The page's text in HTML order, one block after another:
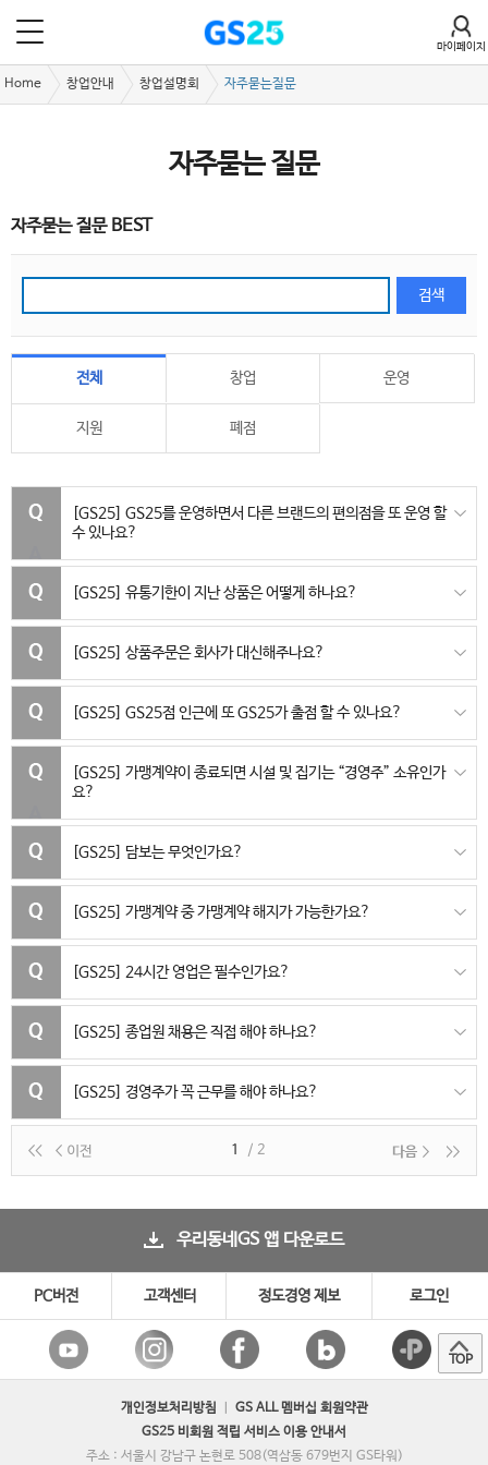
마이페이지
Home 창업안내 창업설명회 자주묻는질문
자주묻는 질문
자주묻는 질문 BEST
전체 창업 운영
지원 폐점
[GS25] GS25를 운영하면서 다른 브랜드의 편의점을 또 운영 할
수 있나요?
[GS25] 유통기한이 지난 상품은 어떻게 하나요?
[GS25] 상품주문은 회사가 대신해주나요?
[GS25] GS25점 인근에 또 GS25가 출점 할 수 있나요?
[GS25] 가맹계약이 종료되면 시설 및 집기는 “경영주” 소유인가
요?
[GS25] 담보는 무엇인가요?
[GS25] 가맹계약 중 가맹계약 해지가 가능한가요?
[GS25] 24시간 영업은 필수인가요?
[GS25] 종업원 채용은 직접 해야 하나요?
[GS25] 경영주가 꼭 근무를 해야 하나요?
1 / 2
우리동네GS 앱 다운로드
PC버전 고객센터 정도경영 제보 로그인
TOP
개인정보처리방침
GS ALL 멤버십 회원약관
GS25 비회원 적립 서비스 이용 안내서
주소 : 서울시 강남구 논현로 508(역삼동 679번지 GS타워)